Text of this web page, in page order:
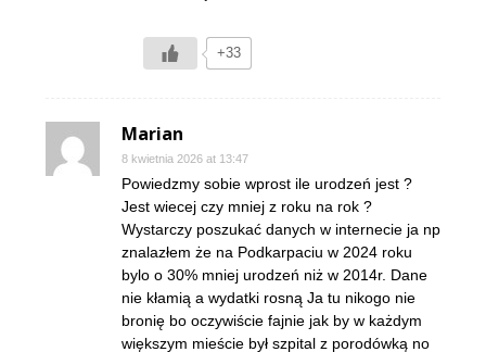
+33
Marian
8 kwietnia 2026 at 13:47
Powiedzmy sobie wprost ile urodzeń jest ?
Jest wiecej czy mniej z roku na rok ?
Wystarczy poszukać danych w internecie ja np
znalazłem że na Podkarpaciu w 2024 roku
bylo o 30% mniej urodzeń niż w 2014r. Dane
nie kłamią a wydatki rosną Ja tu nikogo nie
bronię bo oczywiście fajnie jak by w każdym
większym mieście był szpital z porodówką no